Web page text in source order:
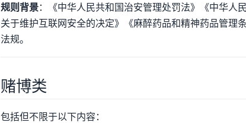
规则背景：《中华人民共和国治安管理处罚法》《中华人
关于维护互联网安全的决定》《麻醉药品和精神药品管理
法规。
赌博类
包括但不限于以下内容：